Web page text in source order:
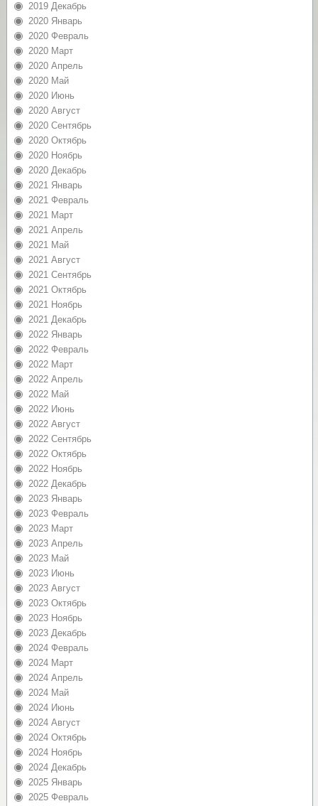
2019 Декабрь
2020 Январь
2020 Февраль
2020 Март
2020 Апрель
2020 Май
2020 Июнь
2020 Август
2020 Сентябрь
2020 Октябрь
2020 Ноябрь
2020 Декабрь
2021 Январь
2021 Февраль
2021 Март
2021 Апрель
2021 Май
2021 Август
2021 Сентябрь
2021 Октябрь
2021 Ноябрь
2021 Декабрь
2022 Январь
2022 Февраль
2022 Март
2022 Апрель
2022 Май
2022 Июнь
2022 Август
2022 Сентябрь
2022 Октябрь
2022 Ноябрь
2022 Декабрь
2023 Январь
2023 Февраль
2023 Март
2023 Апрель
2023 Май
2023 Июнь
2023 Август
2023 Октябрь
2023 Ноябрь
2023 Декабрь
2024 Февраль
2024 Март
2024 Апрель
2024 Май
2024 Июнь
2024 Август
2024 Октябрь
2024 Ноябрь
2024 Декабрь
2025 Январь
2025 Февраль